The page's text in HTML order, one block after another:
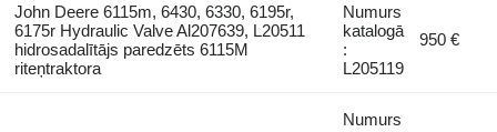
John Deere 6115m, 6430, 6330, 6195r,
6175r Hydraulic Valve Al207639, L20511
hidrosadalītājs paredzēts 6115M
riteņtraktora
Numurs
katalogā
:
L205119
950 €
Numurs